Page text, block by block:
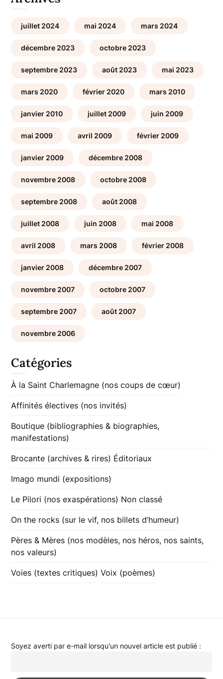
juillet 2024 mai 2024 mars 2024
décembre 2023 octobre 2023
septembre 2023 août 2023 mai 2023
mars 2020 février 2020 mars 2010
janvier 2010 juillet 2009 juin 2009
mai 2009 avril 2009 février 2009
janvier 2009 décembre 2008
novembre 2008 octobre 2008
septembre 2008 août 2008
juillet 2008 juin 2008 mai 2008
avril 2008 mars 2008 février 2008
janvier 2008 décembre 2007
novembre 2007 octobre 2007
septembre 2007 août 2007
novembre 2006
Catégories
À la Saint Charlemagne (nos coups de cœur)
Affinités électives (nos invités)
Boutique (bibliographies & biographies,
manifestations)
Brocante (archives & rires) Éditoriaux
Imago mundi (expositions)
Le Pilori (nos exaspérations) Non classé
On the rocks (sur le vif, nos billets d’humeur)
Pères & Mères (nos modèles, nos héros, nos saints,
nos valeurs)
Voies (textes critiques) Voix (poèmes)
Soyez averti par e-mail lorsqu'un nouvel article est publié :